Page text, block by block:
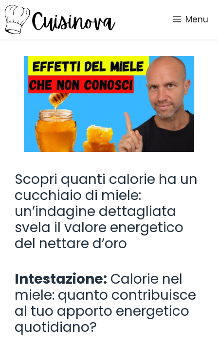
Vai
al
contenuto
Menu
Scopri quanti calorie ha un
cucchiaio di miele:
un’indagine dettagliata
svela il valore energetico
del nettare d’oro
Intestazione: Calorie nel
miele: quanto contribuisce
al tuo apporto energetico
quotidiano?